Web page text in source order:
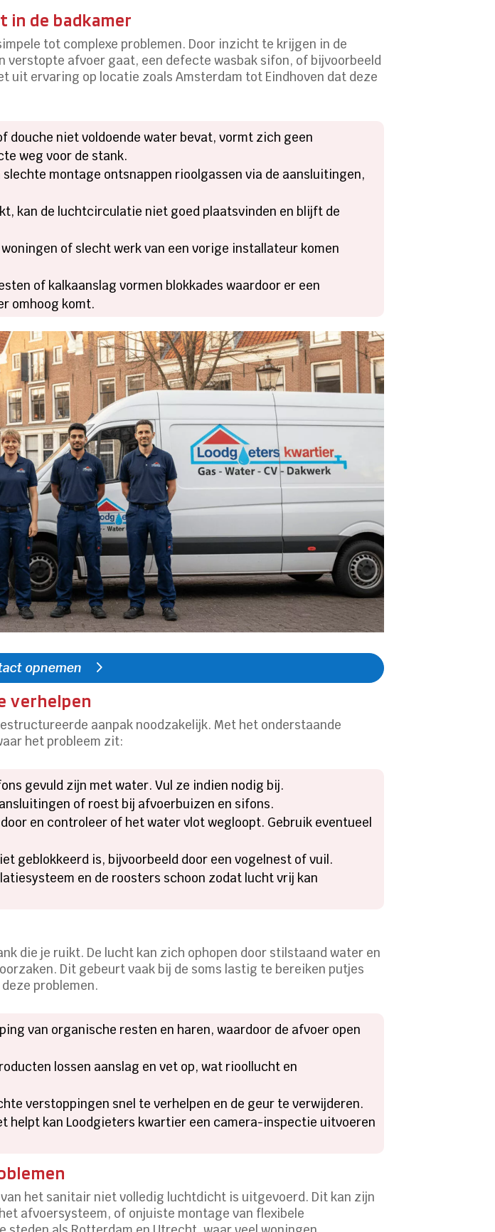
in de badkamer
tot complexe problemen. Door inzicht te krijgen in de
verstopte afvoer gaat, een defecte wasbak sifon, of bijvoorbeeld
uit ervaring op locatie zoals Amsterdam tot Eindhoven dat deze
douche niet voldoende water bevat, vormt zich geen
weg voor de stank.
montage ontsnappen rioolgassen via de aansluitingen,
kan de luchtcirculatie niet goed plaatsvinden en blijft de
woningen of slecht werk van een vorige installateur komen
of kalkaanslag vormen blokkades waardoor er een
omhoog komt.
opnemen
verhelpen
aanpak noodzakelijk. Met het onderstaande
het probleem zit:
gevuld zijn met water. Vul ze indien nodig bij.
of roest bij afvoerbuizen en sifons.
en controleer of het water vlot wegloopt. Gebruik eventueel
geblokkeerd is, bijvoorbeeld door een vogelnest of vuil.
en de roosters schoon zodat lucht vrij kan
die je ruikt. De lucht kan zich ophopen door stilstaand water en
Dit gebeurt vaak bij de soms lastig te bereiken putjes
problemen.
van organische resten en haren, waardoor de afvoer open
lossen aanslag en vet op, wat rioollucht en
verstoppingen snel te verhelpen en de geur te verwijderen.
helpt kan Loodgieters kwartier een camera-inspectie uitvoeren
het sanitair niet volledig luchtdicht is uitgevoerd. Dit kan zijn
afvoersysteem, of onjuiste montage van flexibele